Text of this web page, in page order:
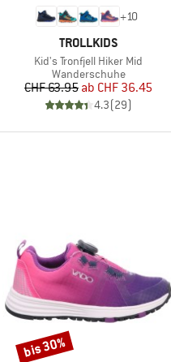
+10
MARKE
TROLLKIDS
Artikel
Kid's Tronfjell Hiker Mid
Produktgruppe
Wanderschuhe
Preis
CHF 63.95 reduzierter Preis
ab CHF 36.45
4.3(29)
Rabatt
bis 30%